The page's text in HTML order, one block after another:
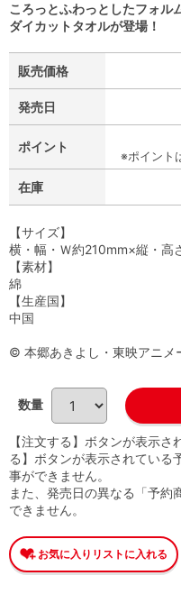
ころっとふわっとしたフォル
ダイカットタオルが登場！
販売価格
発売日
ポイント
※ポイント
在庫
【サイズ】
横・幅・Ｗ約210mm×縦・高
【素材】
綿
【生産国】
中国
© 本郷あきよし・東映アニメ
数量
【注文する】ボタンが表示
る】ボタンが表示されている
事ができません。
また、発売日の異なる「予約
できません。